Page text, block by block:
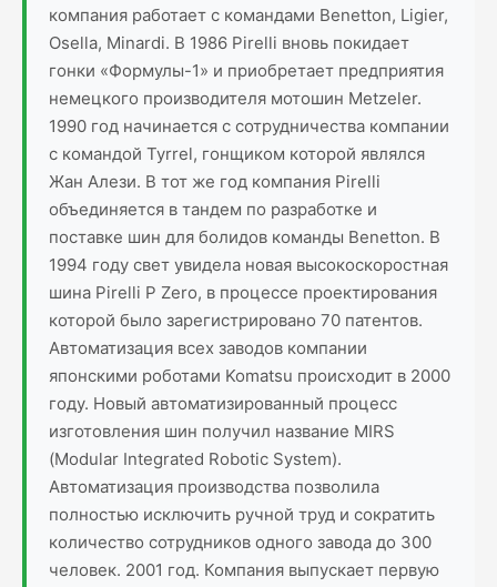
компания работает с командами Benetton, Ligier,
Osella, Minardi. В 1986 Pirelli вновь покидает
гонки «Формулы-1» и приобретает предприятия
немецкого производителя мотошин Metzeler.
1990 год начинается с сотрудничества компании
с командой Tyrrel, гонщиком которой являлся
Жан Алези. В тот же год компания Pirelli
объединяется в тандем по разработке и
поставке шин для болидов команды Benetton. В
1994 году свет увидела новая высокоскоростная
шина Pirelli P Zero, в процессе проектирования
которой было зарегистрировано 70 патентов.
Автоматизация всех заводов компании
японскими роботами Komatsu происходит в 2000
году. Новый автоматизированный процесс
изготовления шин получил название MIRS
(Modular Integrated Robotic System).
Автоматизация производства позволила
полностью исключить ручной труд и сократить
количество сотрудников одного завода до 300
человек. 2001 год. Компания выпускает первую